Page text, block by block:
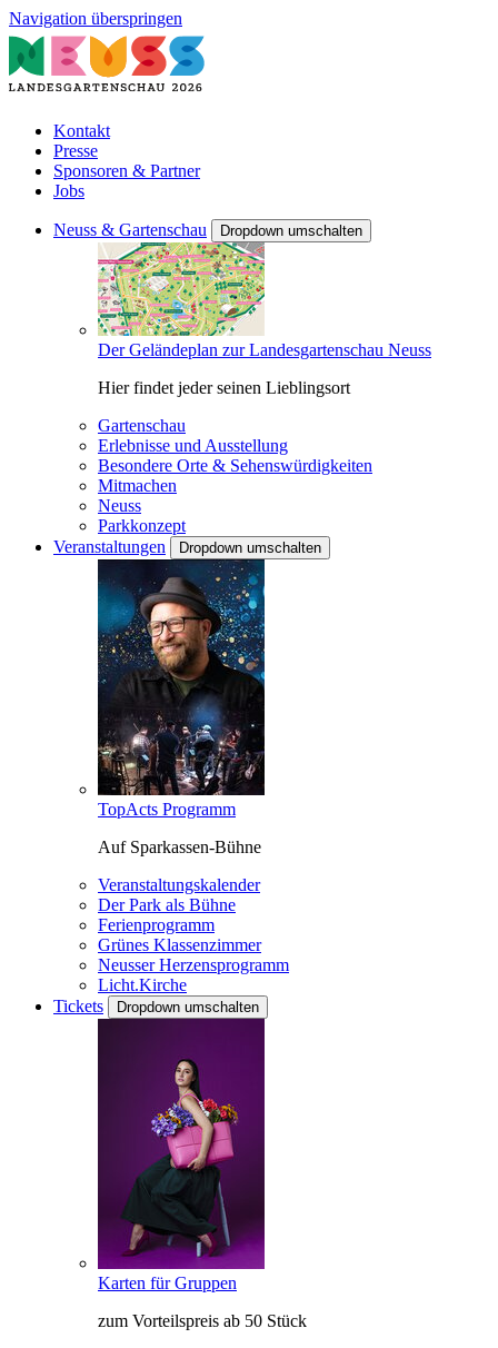
Navigation überspringen
Kontakt
Presse
Sponsoren & Partner
Jobs
Neuss & Gartenschau Dropdown umschalten
Der Geländeplan zur Landesgartenschau Neuss
Hier findet jeder seinen Lieblingsort
Gartenschau
Erlebnisse und Ausstellung
Besondere Orte & Sehenswürdigkeiten
Mitmachen
Neuss
Parkkonzept
Veranstaltungen
Dropdown umschalten
TopActs Programm
Auf Sparkassen-Bühne
Veranstaltungskalender
Der Park als Bühne
Ferienprogramm
Grünes Klassenzimmer
Neusser Herzensprogramm
Licht.Kirche
Tickets
Dropdown umschalten
Karten für Gruppen
zum Vorteilspreis ab 50 Stück